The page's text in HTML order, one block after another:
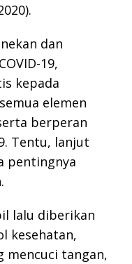
dan
19,
kepada
elemen
berperan
Tentu, lanjut
pentingnya
lalu diberikan
kesehatan,
mencuci tangan,